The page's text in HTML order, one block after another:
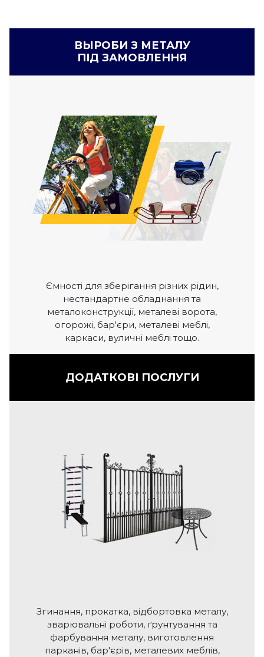
ВЫРОБИ З МЕТАЛУ
ПІД ЗАМОВЛЕННЯ
Ємності для зберігання різних рідин,
нестандартне обладнання та
металоконструкції, металеві ворота,
огорожі, бар'єри, металеві меблі,
каркаси, вуличні меблі тощо.
ДОДАТКОВІ ПОСЛУГИ
Згинання, прокатка, відбортовка металу,
зварювальні роботи, ґрунтування та
фарбування металу, виготовлення
парканів, бар'єрів, металевих меблів,